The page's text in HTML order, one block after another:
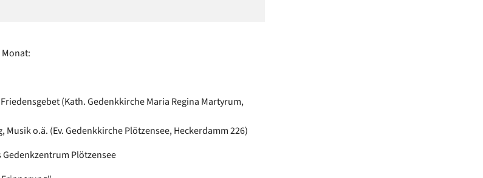
(Kath. Gedenkkirche Maria Regina Martyrum,
Musik o.ä. (Ev. Gedenkkirche Plötzensee, Heckerdamm 226)
Plötzensee